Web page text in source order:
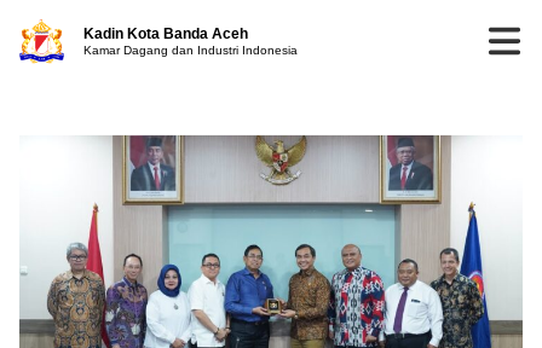
Kadin Kota Banda Aceh
Kamar Dagang dan Industri Indonesia